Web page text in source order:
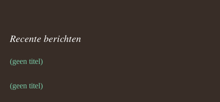
Recente berichten
(geen titel)
(geen titel)